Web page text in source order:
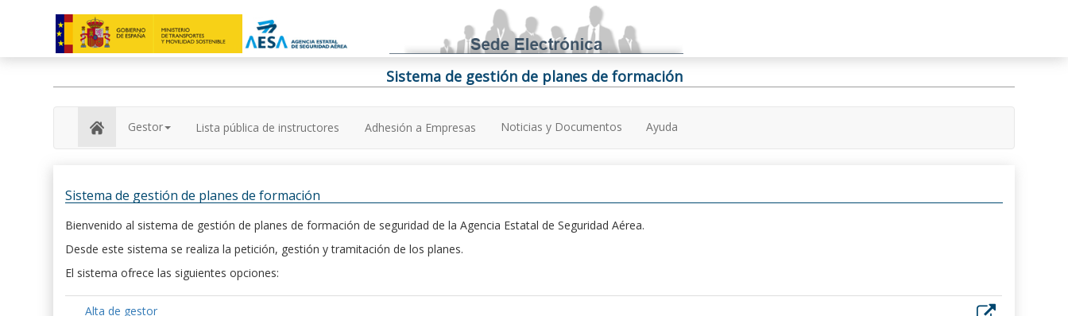
Sistema de gestión de planes de formación
Gestor Lista pública de instructores Adhesión a Empresas Noticias y Documentos Ayuda
Sistema de gestión de planes de formación
Bienvenido al sistema de gestión de planes de formación de seguridad de la Agencia Estatal de Seguridad Aérea.
Desde este sistema se realiza la petición, gestión y tramitación de los planes.
El sistema ofrece las siguientes opciones:
Alta de gestor